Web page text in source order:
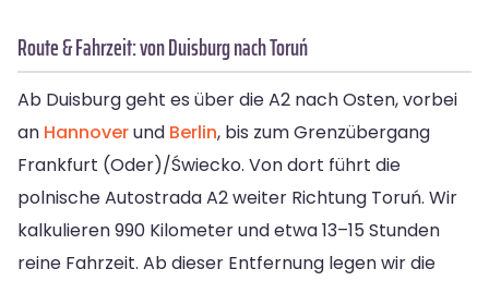
Route & Fahrzeit: von Duisburg nach Toruń
Ab Duisburg geht es über die A2 nach Osten, vorbei
an Hannoverund Berlin, bis zum Grenzübergang
Frankfurt (Oder)/Świecko. Von dort führt die
polnische Autostrada A2 weiter Richtung Toruń. Wir
kalkulieren 990 Kilometer und etwa 13–15 Stunden
reine Fahrzeit. Ab dieser Entfernung legen wir die